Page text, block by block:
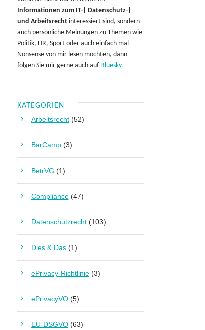
Informationen zum IT-| Datenschutz-|
und Arbeitsrechtinteressiert sind, sondern
auch persönliche Meinungen zu Themen wie
Politik, HR, Sport oder auch einfach mal
Nonsense von mir lesen möchten, dann
folgen Sie mir gerne auch aufBluesky.
KATEGORIEN
Arbeitsrecht(52)
BarCamp(3)
BetrVG (1)
Compliance(47)
Datenschutzrecht(103)
Dies & Das(1)
ePrivacy-Richtlinie(3)
ePrivacyVO(5)
EU-DSGVO(63)